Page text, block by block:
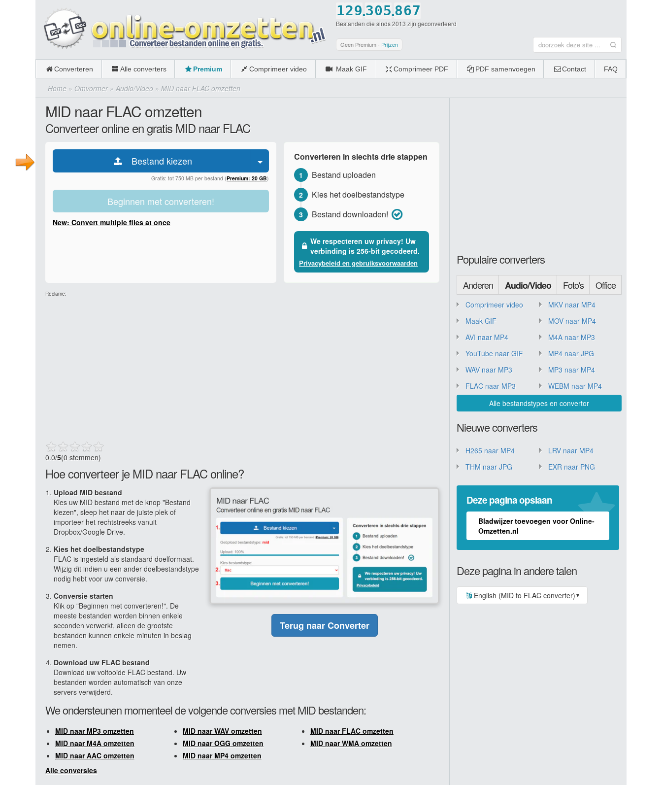
1
2
3
4
5
6
0
2
3
4
5
6
7
9
0
.3
4
5
6
7
8
0
1
2
3
4
5
9
0
5
6
7
8
9
0
.8
9
0
6
7
9
0
7
8
0
Bestanden die sinds 2013 zijn geconverteerd
Geen Premium - Prijzen
Converteren Alle converters Premium Comprimeer video Maak GIF Comprimeer PDF PDF samenvoegen Contact FAQ
Home » Omvormer» Audio/Video » MID naar FLAC omzetten
MID naar FLAC omzetten
Converteer online en gratis MID naar FLAC
Bestand kiezen
Gratis: tot 750 MB per bestand (Premium: 20 GB)
Beginnen met converteren!
New: Convert multiple files at once
Converteren in slechts drie stappen
1 Bestand uploaden
2 Kies het doelbestandstype
3 Bestand downloaden!
We respecteren uw privacy! Uw
verbinding is 256-bit gecodeerd.
Privacybeleid en gebruiksvoorwaarden
Reclame:
0.0/5(0 stemmen)
Hoe converteer je MID naar FLAC online?
Upload MID bestand
Kies uw MID bestand met de knop "Bestand
kiezen", sleep het naar de juiste plek of
importeer het rechtstreeks vanuit
Dropbox/Google Drive.
Kies het doelbestandstype
FLAC is ingesteld als standaard doelformaat.
Wijzig dit indien u een ander doelbestandstype
nodig hebt voor uw conversie.
Conversie starten
Klik op "Beginnen met converteren!". De
meeste bestanden worden binnen enkele
seconden verwerkt, alleen de grootste
bestanden kunnen enkele minuten in beslag
nemen.
Download uw FLAC bestand
Download uw voltooide FLAC bestand. Uw
bestanden worden automatisch van onze
servers verwijderd.
Terug naar Converter
We ondersteunen momenteel de volgende conversies met MID bestanden:
MID naar MP3 omzetten MID naar WAV omzetten
MID naar FLAC omzetten
MID naar M4A omzetten
MID naar OGG omzetten
MID naar WMA omzetten
MID naar AAC omzetten
MID naar MP4 omzetten
Alle conversies
Populaire converters
Anderen Audio/Video Foto's Office
Comprimeer video
MKV naar MP4
Maak GIF
MOV naar MP4
AVI naar MP4
M4A naar MP3
YouTube naar GIF
MP4 naar JPG
WAV naar MP3
MP3 naar MP4
FLAC naar MP3
WEBM naar MP4
Alle bestandstypes en convertor
Nieuwe converters
H265 naar MP4
LRV naar MP4
THM naar JPG
EXR naar PNG
Deze pagina opslaan
Bladwijzer toevoegen voor Online-
Omzetten.nl
Deze pagina in andere talen
English (MID to FLAC converter) ▼